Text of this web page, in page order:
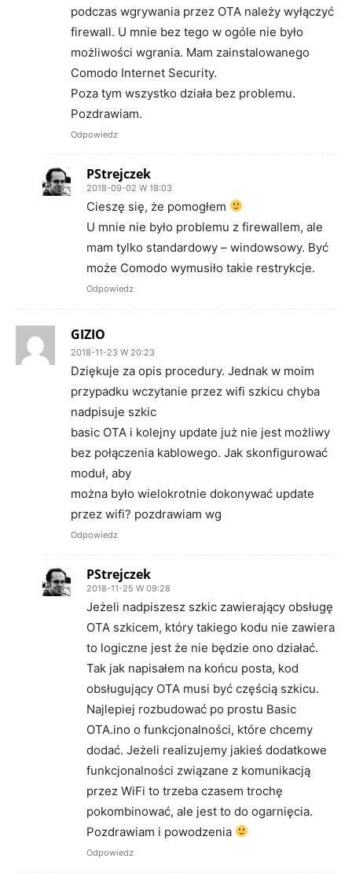
podczas wgrywania przez OTA należy wyłączyć
firewall. U mnie bez tego w ogóle nie było
możliwości wgrania. Mam zainstalowanego
Comodo Internet Security.
Poza tym wszystko działa bez problemu.
Pozdrawiam.
Odpowiedz
PStrejczek
2018-09-02 W 18:03
Cieszę się, że pomogłem
U mnie nie było problemu z firewallem, ale
mam tylko standardowy – windowsowy. Być
może Comodo wymusiło takie restrykcje.
Odpowiedz
GIZIO
2018-11-23 W 20:23
Dziękuje za opis procedury. Jednak w moim
przypadku wczytanie przez wifi szkicu chyba
nadpisuje szkic
basic OTA i kolejny update już nie jest możliwy
bez połączenia kablowego. Jak skonfigurować
moduł, aby
można było wielokrotnie dokonywać update
przez wifi? pozdrawiam wg
Odpowiedz
PStrejczek
2018-11-25 W 09:28
Jeżeli nadpiszesz szkic zawierający obsługę
OTA szkicem, który takiego kodu nie zawiera
to logiczne jest że nie będzie ono działać.
Tak jak napisałem na końcu posta, kod
obsługujący OTA musi być częścią szkicu.
Najlepiej rozbudować po prostu Basic
OTA.ino o funkcjonalności, które chcemy
dodać. Jeżeli realizujemy jakieś dodatkowe
funkcjonalności związane z komunikacją
przez WiFi to trzeba czasem trochę
pokombinować, ale jest to do ogarnięcia.
Pozdrawiam i powodzenia
Odpowiedz